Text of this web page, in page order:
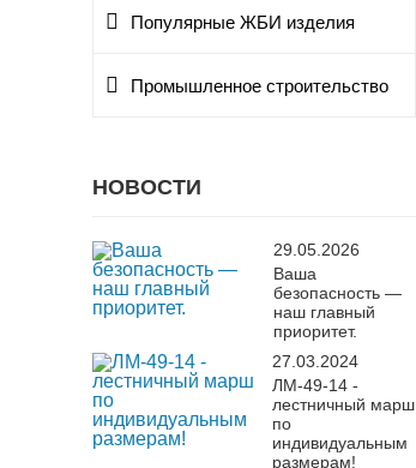
Популярные ЖБИ изделия
Промышленное строительство
НОВОСТИ
29.05.2026
Ваша
безопасность —
наш главный
приоритет.
27.03.2024
ЛМ-49-14 -
лестничный марш
по
индивидуальным
размерам!